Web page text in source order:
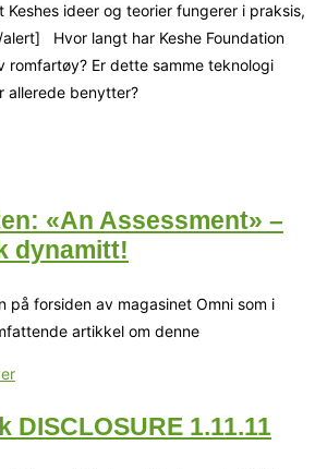
ideer og teorier fungerer i praksis,
Hvor langt har Keshe Foundation
romfartøy? Er dette samme teknologi
allerede benytter?
«An Assessment» –
dynamitt!
på forsiden av magasinet Omni som i
artikkel om denne
DISCLOSURE 1.11.11